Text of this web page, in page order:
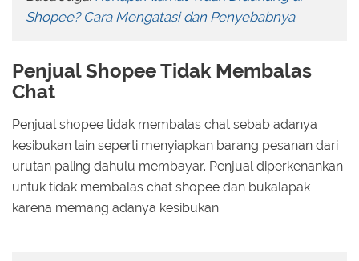
Shopee? Cara Mengatasi dan Penyebabnya
Penjual Shopee Tidak Membalas
Chat
Penjual shopee tidak membalas chat sebab adanya
kesibukan lain seperti menyiapkan barang pesanan dari
urutan paling dahulu membayar. Penjual diperkenankan
untuk tidak membalas chat shopee dan bukalapak
karena memang adanya kesibukan.